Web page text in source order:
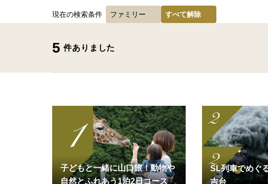
現在の検索条件 ファミリー すべて解除
5 件ありました
子どもと一緒に山口旅！動物や
自然とふれあう1泊2日コース
SL列車でめぐ
吉台